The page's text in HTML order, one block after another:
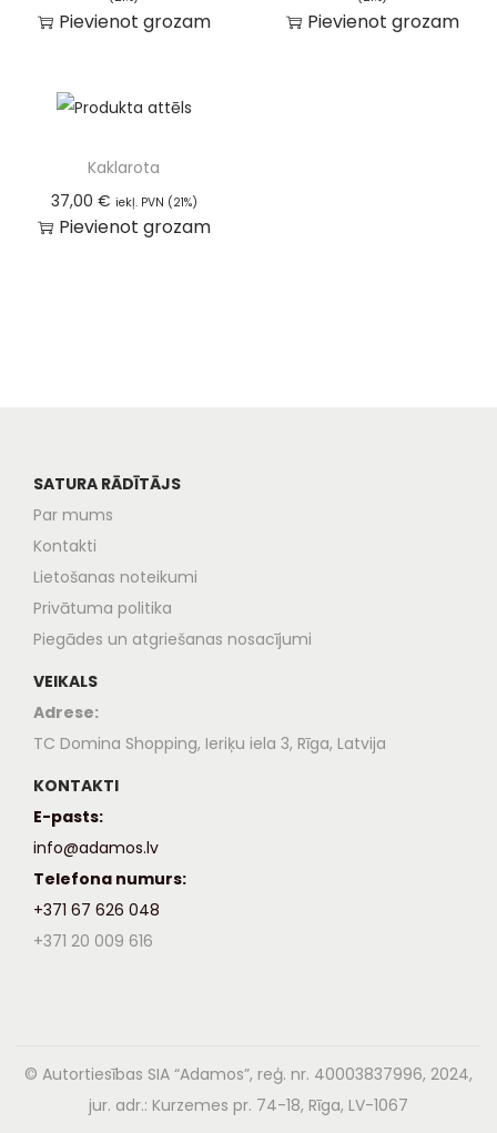
Pievienot grozam Pievienot grozam
Kaklarota
37,00 € iekļ. PVN (21%)
Pievienot grozam
SATURA RĀDĪTĀJS
Par mums
Kontakti
Lietošanas noteikumi
Privātuma politika
Piegādes un atgriešanas nosacījumi
VEIKALS
Adrese:
TC Domina Shopping, Ieriķu iela 3, Rīga, Latvija
KONTAKTI
E-pasts:
info@adamos.lv
Telefona numurs:
+371 67 626 048
+371 20 009 616
© Autortiesības SIA “Adamos”, reģ. nr. 40003837996, 2024,
jur. adr.: Kurzemes pr. 74-18, Rīga, LV-1067